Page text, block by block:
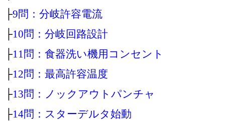
├9問：分岐許容電流
├10問：分岐回路設計
├11問：食器洗い機用コンセント
├12問：最高許容温度
├13問：ノックアウトパンチャ
├14問：スターデルタ始動